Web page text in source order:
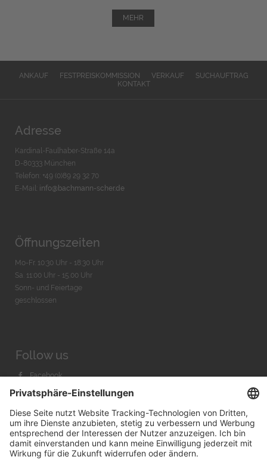
MEHR
ANKAUF FESTPREISKOMMISSION VERKAUF
SUCHAUFTRAG
KONTAKT
Adresse
Kardinal-Faulhaber-Straße 14a
D-80333 München
Telefon: +49 (0)89 29 32 70
E-Mail: info@bachmann-scher.de
Öffnungszeiten
Mo-Fr. 10:30 Uhr - 18:30 Uhr
Sa. 11:00 Uhr - 15.00 Uhr
Sonn- und Feiertage
geschlossen
Follow us
Facebook
Instagram
Youtube